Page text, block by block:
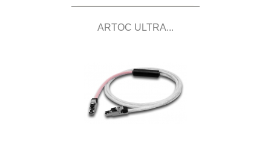
ARTOC ULTRA...